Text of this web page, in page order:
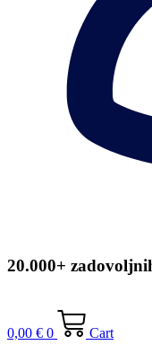
20.000+
0,00 € 0
Cart